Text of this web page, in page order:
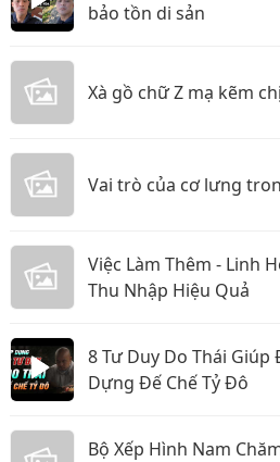
bảo tồn di sản
Xà gồ chữ Z mạ kẽm
Vai trò của cơ lưng
Việc Làm Thêm - Linh
Thu Nhập Hiệu Quả
8 Tư Duy Do Thái Giúp
Dựng Đế Chế Tỷ Đô
Bộ Xếp Hình Nam